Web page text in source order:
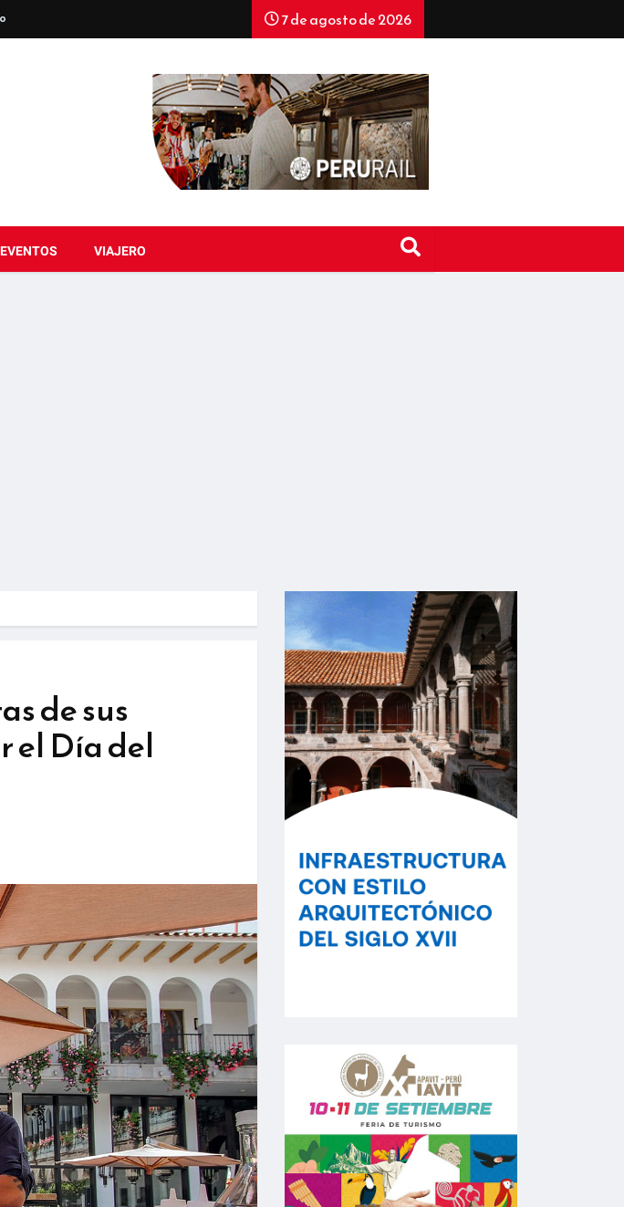
7 de agosto de 2026
EVENTOS VIAJERO
de sus
el Día del